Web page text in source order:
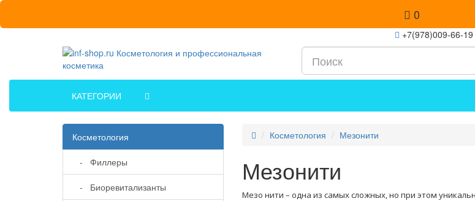
0
+7(978)009-66-19
КАТЕГОРИИ
Косметология
- Филлеры
- Биоревитализанты
Косметология Мезонити
Мезонити
Мезо нити – одна из самых сложных, но при этом